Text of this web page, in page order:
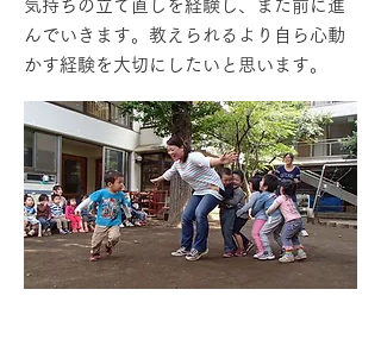
気持ちの立て直しを経験し、また前に進
んでいきます。教えられるより自ら心動
かす経験を大切にしたいと思います。